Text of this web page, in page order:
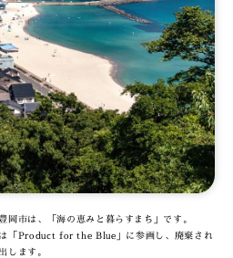
市は、「海の恵みと暮らすまち」です。
「Product for the Blue」に参画し、廃棄され
します。